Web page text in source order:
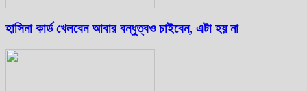
হাসিনা কার্ড খেলবেন আবার বন্ধুত্বও চাইবেন, এটা হয় না